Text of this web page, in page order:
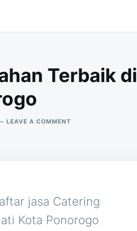
Terbaik di
LEAVE A COMMENT
jasa Catering
Kota Ponorogo